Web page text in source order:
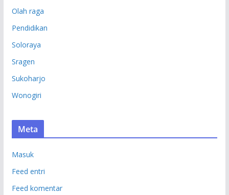
Olah raga
Pendidikan
Soloraya
Sragen
Sukoharjo
Wonogiri
Meta
Masuk
Feed entri
Feed komentar